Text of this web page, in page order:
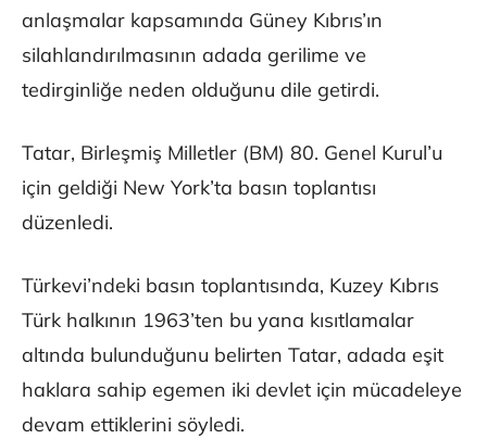
anlaşmalar kapsamında Güney Kıbrıs’ın
silahlandırılmasının adada gerilime ve
tedirginliğe neden olduğunu dile getirdi.
Tatar, Birleşmiş Milletler (BM) 80. Genel Kurul’u
için geldiği New York’ta basın toplantısı
düzenledi.
Türkevi’ndeki basın toplantısında, Kuzey Kıbrıs
Türk halkının 1963’ten bu yana kısıtlamalar
altında bulunduğunu belirten Tatar, adada eşit
haklara sahip egemen iki devlet için mücadeleye
devam ettiklerini söyledi.